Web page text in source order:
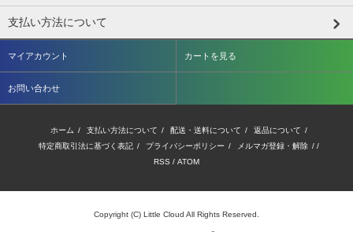
支払い方法について
マイアカウント カートを見る
お問い合わせ
ホーム / 支払い方法について / 配送・送料について / 返品について /
特定商取引法に基づく表記 / プライバシーポリシー / メルマガ登録・解除 / /
RSS / ATOM
Copyright (C) Little Cloud All Rights Reserved.